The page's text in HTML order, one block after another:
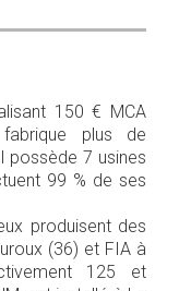
150 € MCA
plus de
possède 7 usines
99 % de ses
produisent des
(36) et FIA à
125 et